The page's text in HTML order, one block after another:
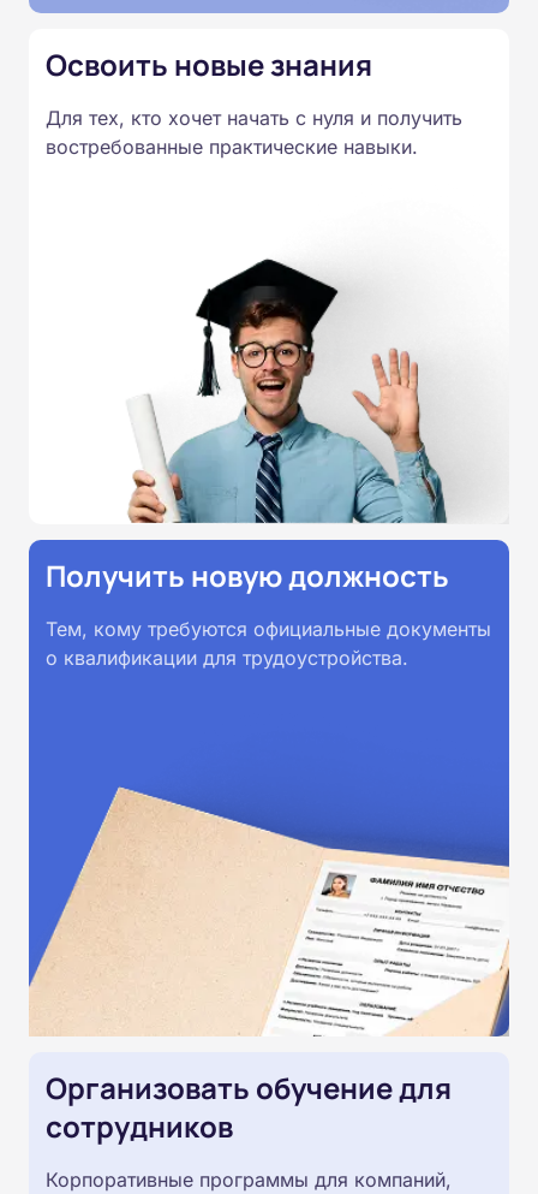
Освоить новые знания
Для тех, кто хочет начать с нуля и получить
востребованные практические навыки.
Получить новую должность
Тем, кому требуются официальные документы
о квалификации для трудоустройства.
Организовать обучение для
сотрудников
Корпоративные программы для компаний,